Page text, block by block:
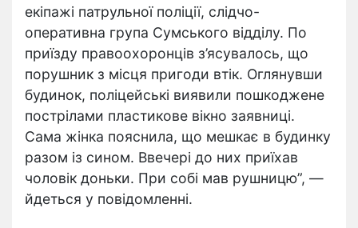
екіпажі патрульної поліції, слідчо-
оперативна група Сумського відділу. По
приїзду правоохоронців з’ясувалось, що
порушник з місця пригоди втік. Оглянувши
будинок, поліцейські виявили пошкоджене
пострілами пластикове вікно заявниці.
Сама жінка пояснила, що мешкає в будинку
разом із сином. Ввечері до них приїхав
чоловік доньки. При собі мав рушницю”, —
йдеться у повідомленні.